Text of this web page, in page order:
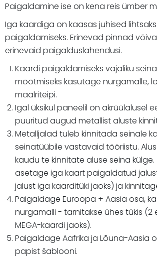
Paigaldamine ise on kena reis ümber
Iga kaardiga on kaasas juhised lihtsaks
paigaldamiseks. Erinevad pinnad
erinevaid paigalduslahendusi.
Kaardi paigaldamiseks vajaliku
mõõtmiseks kasutage nurgamalle,
maalriteipi.
Igal üksikul paneelil on akrüülalusel
puuritud augud metallist aluste
Metalljalad tuleb kinnitada seinale
seinatüübile vastavaid tööriistu.
kaudu te kinnitate aluse seina külge.
asetage iga kaart paigaldatud
jalust iga kaarditüki jaoks) ja
Paigaldage Euroopa + Aasia osa,
nurgamalli - tarnitakse ühes tükis (2
MEGA-kaardi jaoks).
Paigaldage Aafrika ja Lõuna-Aasia
papist šablooni.